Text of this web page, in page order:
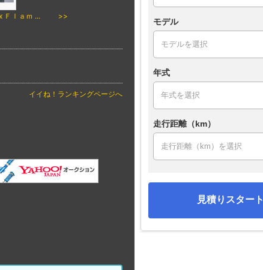
Ｆｌａｍ ... >>
イイね！ランキングページへ
モデル
年式
走行距離（km）
見積りスタート